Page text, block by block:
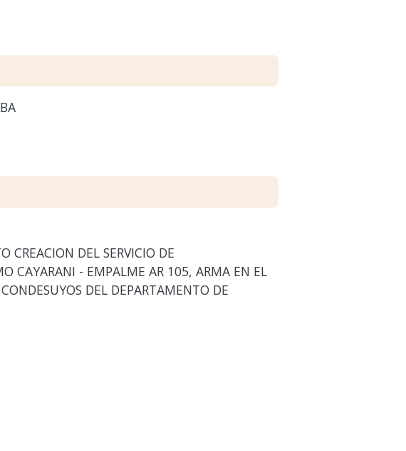
CREACION DEL SERVICIO DE
CAYARANI - EMPALME AR 105, ARMA EN EL
DEL DEPARTAMENTO DE